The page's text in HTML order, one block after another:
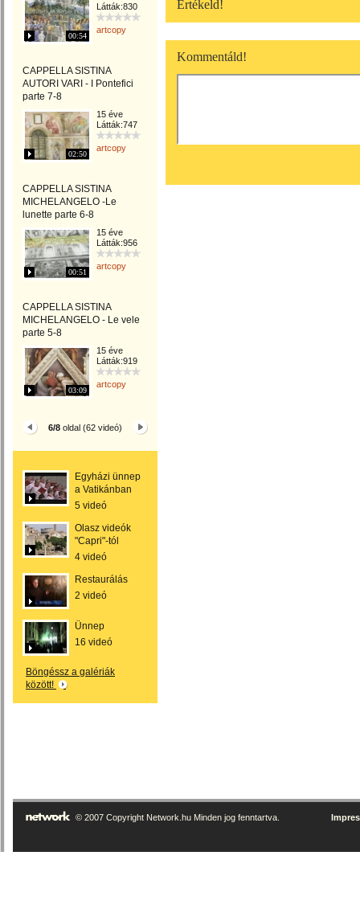
00:54
Látták:830
artcopy
CAPPELLA SISTINA
AUTORI VARI - I Pontefici
parte 7-8
02:50
15 éve
Látták:747
artcopy
CAPPELLA SISTINA
MICHELANGELO -Le
lunette parte 6-8
00:51
15 éve
Látták:956
artcopy
CAPPELLA SISTINA
MICHELANGELO - Le vele
parte 5-8
03:09
15 éve
Látták:919
artcopy
6/8 oldal (62 videó)
Egyházi ünnep
a Vatikánban
5 videó
Olasz videók
"Capri"-tól
4 videó
Restaurálás
2 videó
Ünnep
16 videó
Böngéssz a galériák
között!
Értékeld!
Kommentáld!
© 2007 Copyright Network.hu Minden jog fenntartva.